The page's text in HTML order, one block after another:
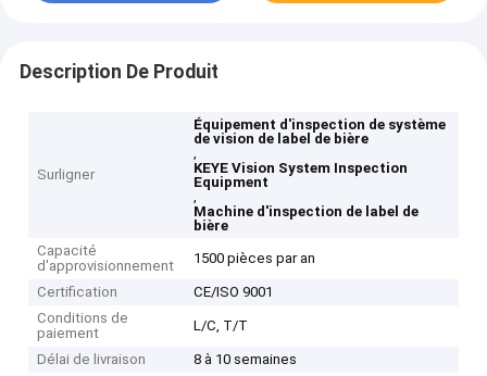
Description De Produit
Surligner
Équipement d'inspection de système
de vision de label de bière
,
KEYE Vision System Inspection
Equipment
,
Machine d'inspection de label de
bière
Capacité
d'approvisionnement
1500 pièces par an
Certification
CE/ISO 9001
Conditions de
paiement
L/C, T/T
Délai de livraison
8 à 10 semaines